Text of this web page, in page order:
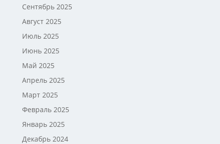
Сентябрь 2025
Август 2025
Июль 2025
Июнь 2025
Май 2025
Апрель 2025
Март 2025
Февраль 2025
Январь 2025
Декабрь 2024